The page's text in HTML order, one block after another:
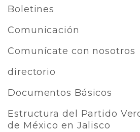
Boletines
Comunicación
Comunícate con nosotros
directorio
Documentos Básicos
Estructura del Partido
de México en Jalisco